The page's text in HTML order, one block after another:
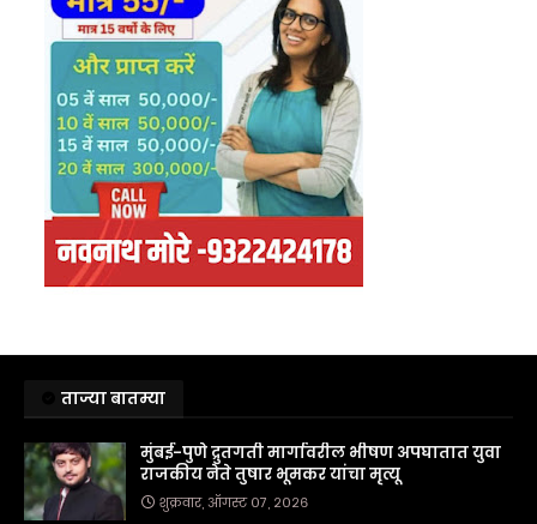
ताज्या बातम्या
मुंबई-पुणे द्रुतगती मार्गावरील भीषण अपघातात युवा
राजकीय नेते तुषार भूमकर यांचा मृत्यू
शुक्रवार, ऑगस्ट ०७, २०२६